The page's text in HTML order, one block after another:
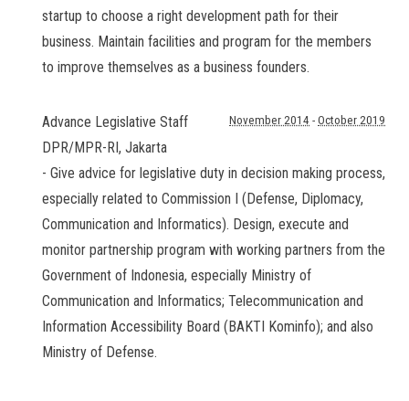
startup to choose a right development path for their
business. Maintain facilities and program for the members
to improve themselves as a business founders.
Advance Legislative Staff
DPR/MPR-RI, Jakarta
November 2014 - October 2019
- Give advice for legislative duty in decision making process,
especially related to Commission I (Defense, Diplomacy,
Communication and Informatics). Design, execute and
monitor partnership program with working partners from the
Government of Indonesia, especially Ministry of
Communication and Informatics; Telecommunication and
Information Accessibility Board (BAKTI Kominfo); and also
Ministry of Defense.